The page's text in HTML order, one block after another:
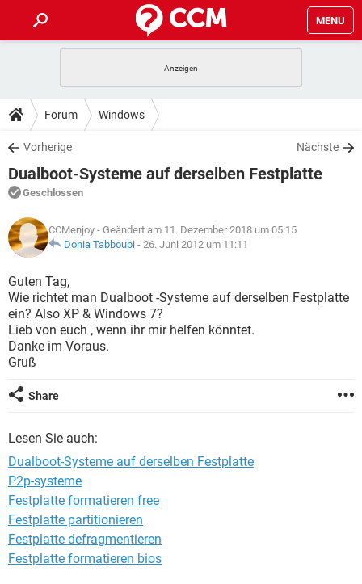
MENU
ANDROID
WINDOWS 10
WHATSAPP TIKTOK
FACEBOOK
TIPPS & TRICKS
SPIELE
WINDOWS 10
WHATSAPP
FACEBOOK HARDWARE
DOWNLOADS
SPIELE STREAMING
ANDROID
WINDOWS 10 INSTAGRAM
WHATSAPP
FACEBOOK
FORUM
SPIELE
ANDROID IOS
WHATSAPP TIKTOK
FACEBOOK HARDWARE
LEXIKON
SPIELE
ANDROID
WINDOWS 10
WHATSAPP
FACEBOOK
Forum Windows
Vorherige Nächste
Dualboot-Systeme auf derselben Festplatte
Geschlossen
CCMenjoy - Geändert am 11. Dezember 2018 um 05:15
Donia Tabboubi - 26. Juni 2012 um 11:11
Guten Tag,
Wie richtet man Dualboot -Systeme auf derselben Festplatte
ein? Also XP & Windows 7?
Lieb von euch , wenn ihr mir helfen könntet.
Danke im Voraus.
Gruß
Share
Lesen Sie auch:
Dualboot-Systeme auf derselben Festplatte
P2p-systeme
Festplatte formatieren free
Festplatte partitionieren
Festplatte defragmentieren
Festplatte formatieren bios